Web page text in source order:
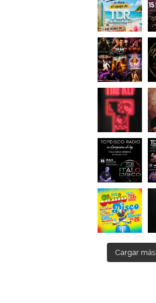
Cargar más...